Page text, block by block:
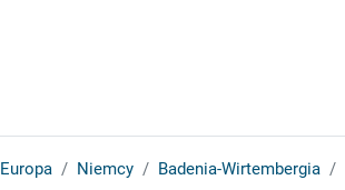
Europa Niemcy Badenia-Wirtembergia